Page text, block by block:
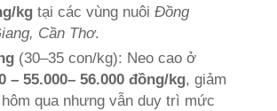
kgtại các vùng nuôi Đồng
Cần Thơ.
(30–35 con/kg): Neo cao ở
– 55.000– 56.000 đồng/kg, giảm
qua nhưng vẫn duy trì mức